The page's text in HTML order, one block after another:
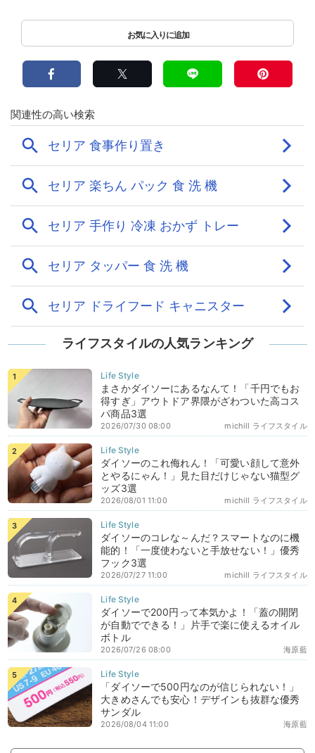
ライフスタイルの人気ランキング
まさかダイソーにあるなんて！「千円でもお
得すぎ」アウトドア界隈がざわついた高コス
パ商品3選
michill ライフスタイル
2026/07/30 08:00
ダイソーのこれ侮れん！「可愛い顔して意外
とやるにゃん！」見た目だけじゃない猫型グ
ッズ3選
michill ライフスタイル
2026/08/01 11:00
ダイソーのコレな～んだ？スマートなのに機
能的！「一度使わないと手放せない！」優秀
フック3選
michill ライフスタイル
2026/07/27 11:00
ダイソーで200円って本気かよ！「蓋の開閉
が自動でできる！」片手で楽に使えるオイル
ボトル
海原藍
2026/07/26 08:00
「ダイソーで500円なのが信じられない！」
大きめさんでも安心！デザインも抜群な優秀
サンダル
海原藍
2026/08/04 11:00